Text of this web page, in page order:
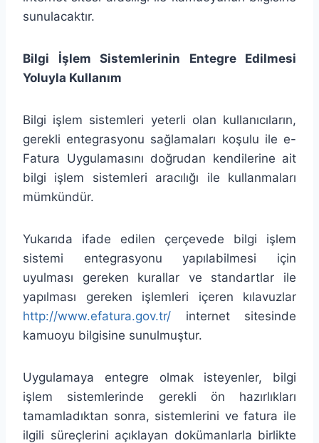
sunulacaktır.
Bilgi İşlem Sistemlerinin Entegre Edilmesi
Yoluyla Kullanım
Bilgi işlem sistemleri yeterli olan kullanıcıların,
gerekli entegrasyonu sağlamaları koşulu ile e-
Fatura Uygulamasını doğrudan kendilerine ait
bilgi işlem sistemleri aracılığı ile kullanmaları
mümkündür.
Yukarıda ifade edilen çerçevede bilgi işlem
sistemi entegrasyonu yapılabilmesi için
uyulması gereken kurallar ve standartlar ile
yapılması gereken işlemleri içeren kılavuzlar
http://www.efatura.gov.tr/ internet sitesinde
kamuoyu bilgisine sunulmuştur.
Uygulamaya entegre olmak isteyenler, bilgi
işlem sistemlerinde gerekli ön hazırlıkları
tamamladıktan sonra, sistemlerini ve fatura ile
ilgili süreçlerini açıklayan dokümanlarla birlikte